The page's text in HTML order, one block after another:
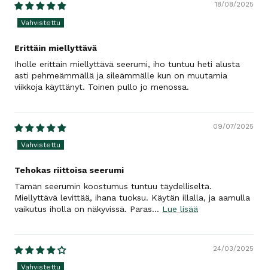
18/08/2025
Erittäin miellyttävä
Iholle erittäin miellyttävä seerumi, iho tuntuu heti alusta
asti pehmeämmällä ja sileämmälle kun on muutamia
viikkoja käyttänyt. Toinen pullo jo menossa.
09/07/2025
Tehokas riittoisa seerumi
Tämän seerumin koostumus tuntuu täydelliseltä.
Miellyttävä levittää, ihana tuoksu. Käytän illalla, ja aamulla
vaikutus iholla on näkyvissä. Paras... Lue lisää
24/03/2025